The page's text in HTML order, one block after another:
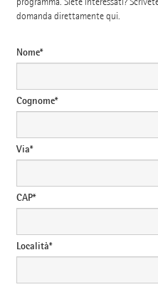
domanda direttamente qui.
Nome*
Cognome*
Via*
CAP*
Località*